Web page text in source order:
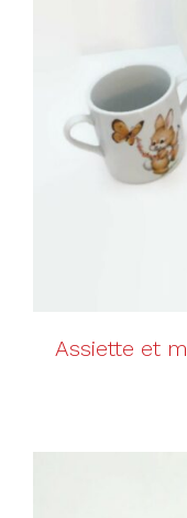
Assiette et